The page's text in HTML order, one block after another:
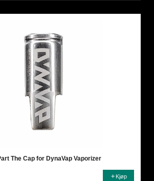
The Cap for DynaVap Vaporizer
Kjøp